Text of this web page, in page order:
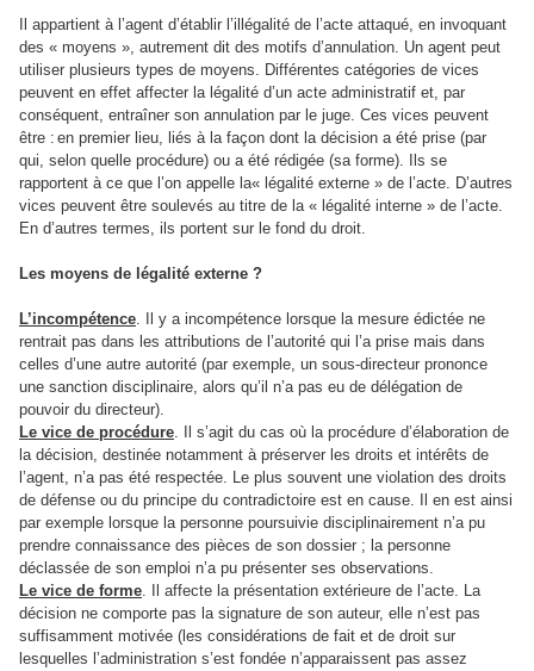
Il appartient à l’agent d’établir l’illégalité de l’acte attaqué, en invoquant
des « moyens », autrement dit des motifs d’annulation. Un agent peut
utiliser plusieurs types de moyens. Différentes catégories de vices
peuvent en effet affecter la légalité d’un acte administratif et, par
conséquent, entraîner son annulation par le juge. Ces vices peuvent
être : en premier lieu, liés à la façon dont la décision a été prise (par
qui, selon quelle procédure) ou a été rédigée (sa forme). Ils se
rapportent à ce que l’on appelle la« légalité externe » de l’acte. D’autres
vices peuvent être soulevés au titre de la « légalité interne » de l’acte.
En d’autres termes, ils portent sur le fond du droit.
Les moyens de légalité externe ?
L’incompétence. Il y a incompétence lorsque la mesure édictée ne
rentrait pas dans les attributions de l’autorité qui l’a prise mais dans
celles d’une autre autorité (par exemple, un sous-directeur prononce
une sanction disciplinaire, alors qu’il n’a pas eu de délégation de
pouvoir du directeur).
Le vice de procédure. Il s’agit du cas où la procédure d’élaboration de
la décision, destinée notamment à préserver les droits et intérêts de
l’agent, n’a pas été respectée. Le plus souvent une violation des droits
de défense ou du principe du contradictoire est en cause. Il en est ainsi
par exemple lorsque la personne poursuivie disciplinairement n’a pu
prendre connaissance des pièces de son dossier ; la personne
déclassée de son emploi n’a pu présenter ses observations.
Le vice de forme. Il affecte la présentation extérieure de l’acte. La
décision ne comporte pas la signature de son auteur, elle n’est pas
suffisamment motivée (les considérations de fait et de droit sur
lesquelles l’administration s’est fondée n’apparaissent pas assez